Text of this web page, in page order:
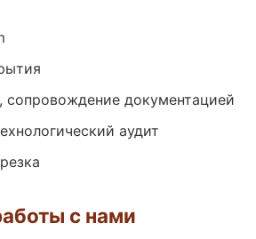
сопровождение документацией
аудит
с нами